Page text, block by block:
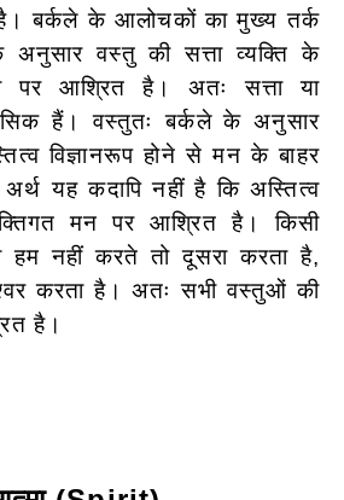
बर्कले के आलोचकों का मुख्य तर्क
वस्तु की सत्ता व्यक्ति के
पर आश्रित है। अतः सत्ता या
हैं। वस्तुतः बर्कले के अनुसार
विज्ञानरूप होने से मन के बाहर
यह कदापि नहीं है कि अस्तित्व
मन पर आश्रित है। किसी
हम नहीं करते तो दूसराकरता है,
करता है। अतः सभी वस्तुओं की
है।